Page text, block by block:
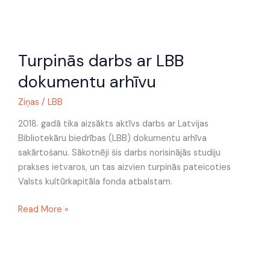
Turpinās darbs ar LBB
dokumentu arhīvu
Ziņas / LBB
2018. gadā tika aizsākts aktīvs darbs ar Latvijas
Bibliotekāru biedrības (LBB) dokumentu arhīva
sakārtošanu. Sākotnēji šis darbs norisinājās studiju
prakses ietvaros, un tas aizvien turpinās pateicoties
Valsts kultūrkapitāla fonda atbalstam.
darbs
LBB
dokumentu
Read More »